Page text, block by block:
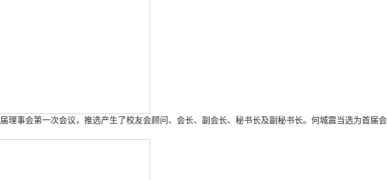
事会第一次会议，推选产生了校友会顾问、会长、副会长、秘书长及副秘书长。何城震当选为首届会